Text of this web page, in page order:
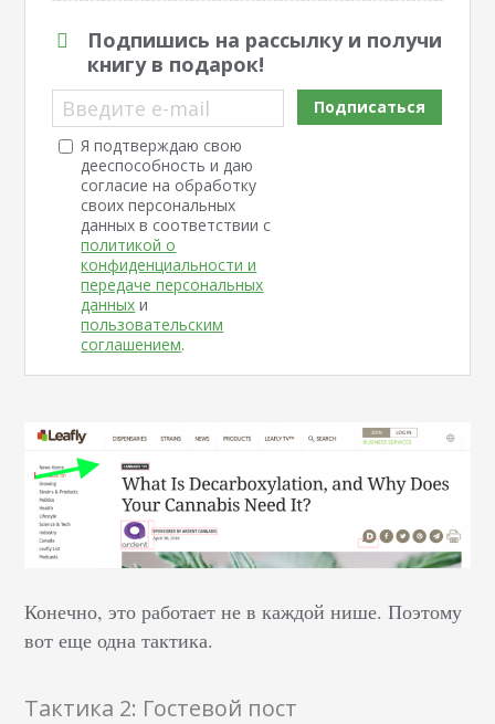
Подпишись на рассылку и получи
книгу в подарок!
Введите e-mail
Я подтверждаю свою
дееспособность и даю
согласие на обработку
своих персональных
данных в соответствии с
политикой о
конфиденциальности и
передаче персональных
данных и
пользовательским
соглашением.
Подписаться
Конечно, это работает не в каждой нише. Поэтому
вот еще одна тактика.
Тактика 2: Гостевой пост